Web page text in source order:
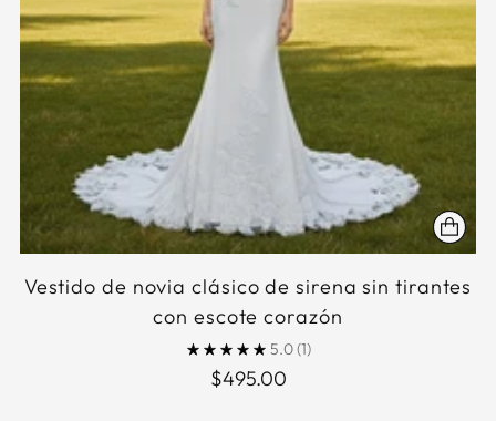
Vestido de novia clásico de sirena sin tirantes
con escote corazón
5.0(1)
$495.00